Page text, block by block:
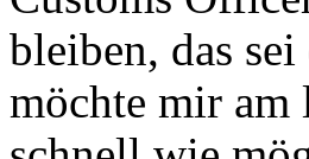
bleiben, das
möchte mir am